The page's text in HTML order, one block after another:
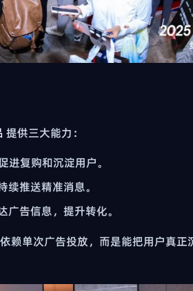
提供三大能力：
复购和沉淀用户。
续推送精准消息。
告信息，提升转化。
赖单次广告投放，而是能把用户真正